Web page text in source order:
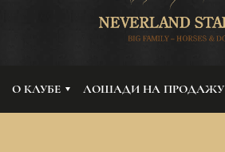
О КЛУБЕ ЛОШАДИ НА ПРОДАЖУ